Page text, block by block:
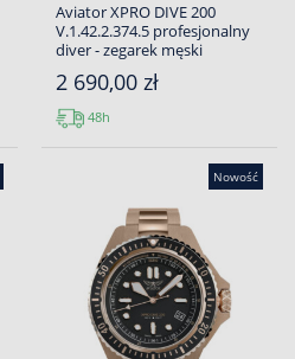
Aviator XPRO DIVE 200
V.1.42.2.374.5 profesjonalny
diver - zegarek męski
2 690,00 zł
48h
Nowość